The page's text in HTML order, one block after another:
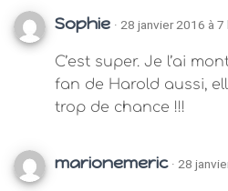
Sophie · 28 janvier 2016 à 7
C’est super. Je l’ai
fan de Harold aussi,
trop de chance !!!
marionemeric · 28